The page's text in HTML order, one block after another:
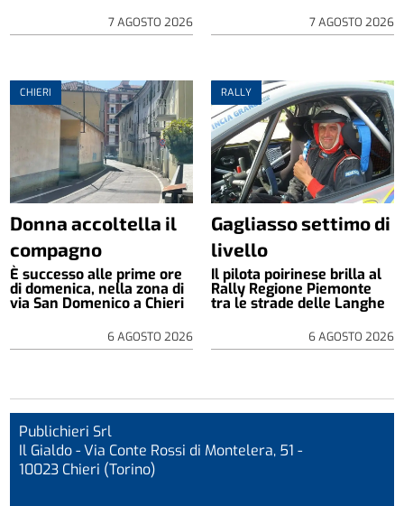
7 AGOSTO 2026 7 AGOSTO 2026
CHIERI
Donna accoltella il
compagno
È successo alle prime ore
di domenica, nella zona di
via San Domenico a Chieri
6 AGOSTO 2026
RALLY
Gagliasso settimo di
livello
Il pilota poirinese brilla al
Rally Regione Piemonte
tra le strade delle Langhe
6 AGOSTO 2026
Publichieri Srl
Il Gialdo - Via Conte Rossi di Montelera, 51 -
10023 Chieri (Torino)